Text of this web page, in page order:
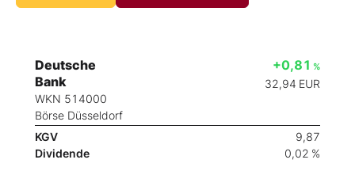
Deutsche
Bank
WKN 514000
Börse Düsseldorf
+0,81 %
32,94 EUR
KGV
9,87
Dividende
0,02 %